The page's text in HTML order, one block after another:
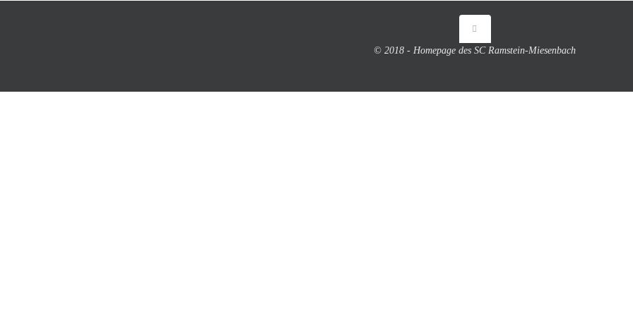
© 2018 - Homepage des SC Ramstein-Miesenbach